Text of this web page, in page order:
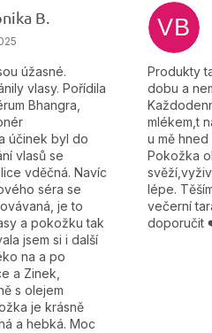
B.
obchodu je 5 z 5 hviezdičiek.
úžasné.
vlasy. Pořídila
Bhangra,
účinek byl do
vlasů se
vděčná. Navíc
séra se
je to
a pokožku tak
jsem si i další
na a po
a Zinek,
s olejem
je krásně
a hebká. Moc
VB
Produkty
dobu a
mlékem,t
u mě
Pokožka
lépe.
večerní
doporučit